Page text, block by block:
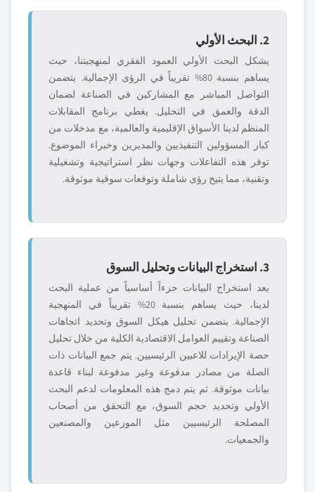
2. البحث الأولي
يشكل البحث الأولي العمود الفقري لمنهجيتنا، حيث
يساهم بنسبة 80% تقريباً في الرؤى الإجمالية. يتضمن
التواصل المباشر مع المشاركين في الصناعة لضمان
الدقة والعمق في التحليل. يغطي برنامج المقابلات
المنظم لدينا الأسواق الإقليمية والعالمية، مع مدخلات من
كبار المسؤولين التنفيذيين والمديرين وخبراء الموضوع.
توفر هذه التفاعلات وجهات نظر استراتيجية وتشغيلية
وتقنية، مما يتيح رؤى شاملة وتوقعات سوقية موثوقة.
3. استخراج البيانات وتحليل السوق
يعد استخراج البيانات جزءاً أساسياً من عملية البحث
لدينا، حيث يساهم بنسبة 20% تقريباً في المنهجية
الإجمالية. يتضمن تحليل هيكل السوق وتحديد اتجاهات
الصناعة وتقييم العوامل الاقتصادية الكلية من خلال تحليل
حصة الإيرادات للاعبين الرئيسيين. يتم جمع البيانات ذات
الصلة من مصادر مدفوعة وغير مدفوعة لبناء قاعدة
بيانات موثوقة. ثم يتم دمج هذه المعلومات لدعم البحث
الأولي وتحديد حجم السوق، مع التحقق من أصحاب
المصلحة الرئيسيين مثل الموزعين والمصنعين
والجمعيات.